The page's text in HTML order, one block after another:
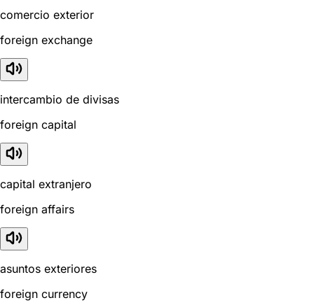
comercio exterior
foreign exchange
intercambio de divisas
foreign capital
capital extranjero
foreign affairs
asuntos exteriores
foreign currency